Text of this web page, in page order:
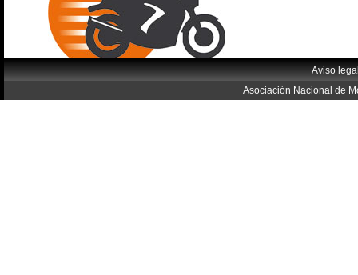
Aviso
Asociación Nacional de